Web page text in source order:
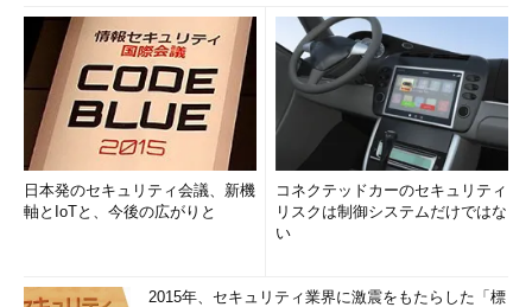
日本発のセキュリティ会議、新機
軸とIoTと、今後の広がりと
コネクテッドカーのセキュリティ
リスクは制御システムだけではな
い
2015年、セキュリティ業界に激震をもたらした「標